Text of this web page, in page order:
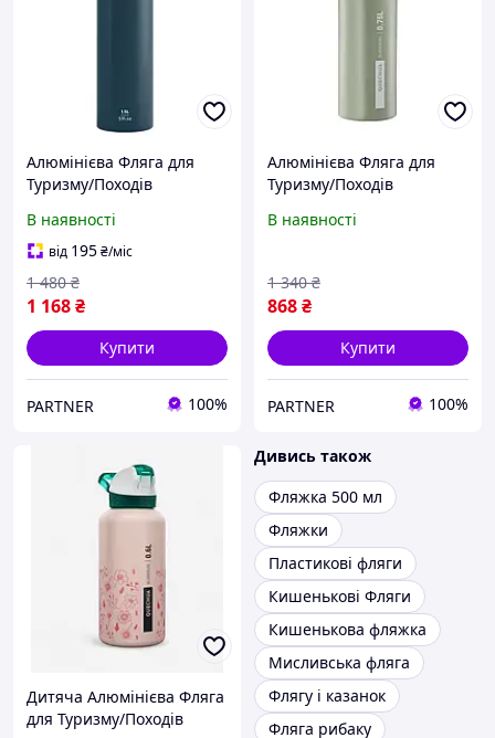
Алюмінієва Фляга для
Туризму/Походів
Кришкою Синій
В наявності
від 195₴/міс
1 168₴
1 480 ₴
Купити
PARTNER 100%
Алюмінієва Фляга для
Туризму/Походів
Кришкою Хакі
В наявності
868₴
1 340 ₴
Купити
PARTNER 100%
Дитяча Алюмінієва Фляга
для Туризму/Походів
Дивись також
Фляжка 500 мл
Фляжки
Пластикові фляги
Кишенькові Фляги
Кишенькова фляжка
Мисливська фляга
Флягу і казанок
Фляга рибаку